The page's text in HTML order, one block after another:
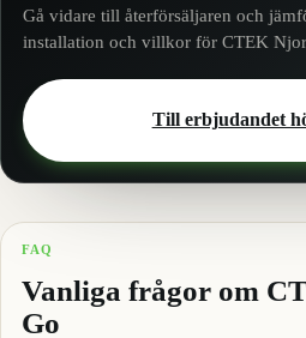
Gå vidare till återförsäljaren och
installation och villkor för CTEK
Till erbjudandet
FAQ
Vanliga frågor om
Go